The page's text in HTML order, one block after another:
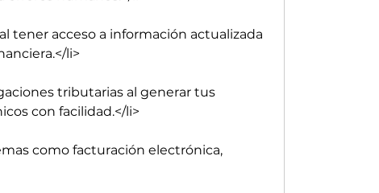
tener acceso a información actualizada
li>
tributarias al generar tus
con facilidad.</li>
como facturación electrónica,